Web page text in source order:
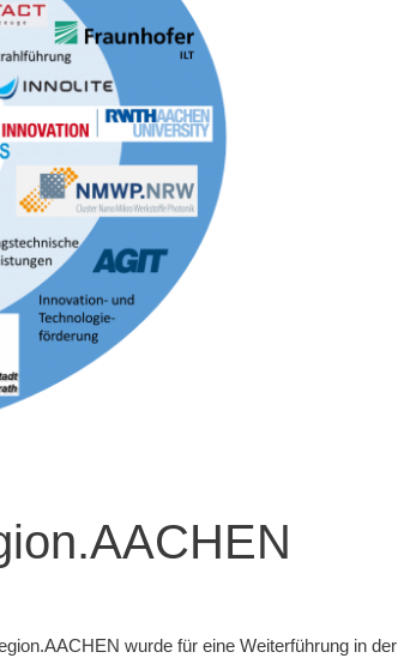
wurde für eine Weiterführung in der